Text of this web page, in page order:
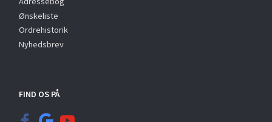
Ønskeliste
Ordrehistorik
Nyhedsbrev
FIND OS PÅ